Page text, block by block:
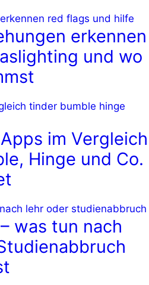
erkennen
und wo
im Vergleich
Hinge und Co.
was tun nach